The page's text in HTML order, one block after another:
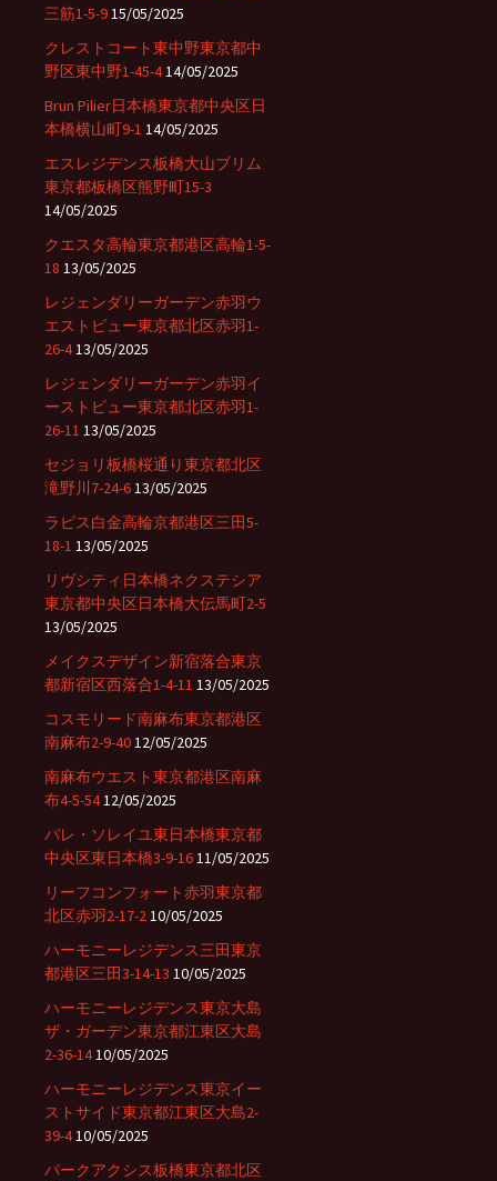
三筋1-5-915/05/2025
クレストコート東中野東京都中
野区東中野1-45-414/05/2025
Brun Pilier日本橋東京都中央区日
本橋横山町9-1 14/05/2025
エスレジデンス板橋大山ブリム
東京都板橋区熊野町15-3
14/05/2025
クエスタ高輪東京都港区高輪1-5-
18 13/05/2025
レジェンダリーガーデン赤羽ウ
エストビュー東京都北区赤羽1-
26-413/05/2025
レジェンダリーガーデン赤羽イ
ーストビュー東京都北区赤羽1-
26-11 13/05/2025
セジョリ板橋桜通り東京都北区
滝野川7-24-613/05/2025
ラピス白金高輪京都港区三田5-
18-1 13/05/2025
リヴシティ日本橋ネクステシア
東京都中央区日本橋大伝馬町2-5
13/05/2025
メイクスデザイン新宿落合東京
都新宿区西落合1-4-11 13/05/2025
コスモリード南麻布東京都港区
南麻布2-9-4012/05/2025
南麻布ウエスト東京都港区南麻
布4-5-5412/05/2025
パレ・ソレイユ東日本橋東京都
中央区東日本橋3-9-1611/05/2025
リーフコンフォート赤羽東京都
北区赤羽2-17-210/05/2025
ハーモニーレジデンス三田東京
都港区三田3-14-13 10/05/2025
ハーモニーレジデンス東京大島
ザ・ガーデン東京都江東区大島
2-36-1410/05/2025
ハーモニーレジデンス東京イー
ストサイド東京都江東区大島2-
39-410/05/2025
パークアクシス板橋東京都北区